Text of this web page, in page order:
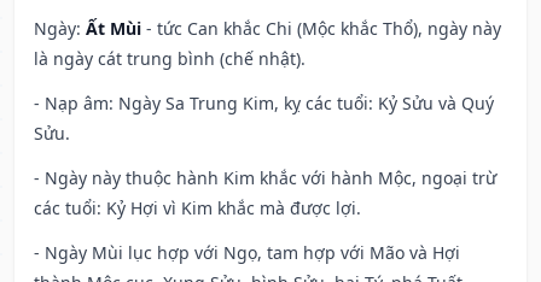
Ngày: Ất Mùi - tức Can khắc Chi (Mộc khắc Thổ), ngày này
là ngày cát trung bình (chế nhật).
- Nạp âm: Ngày Sa Trung Kim, kỵ các tuổi: Kỷ Sửu và Quý
Sửu.
- Ngày này thuộc hành Kim khắc với hành Mộc, ngoại trừ
các tuổi: Kỷ Hợi vì Kim khắc mà được lợi.
- Ngày Mùi lục hợp với Ngọ, tam hợp với Mão và Hợi